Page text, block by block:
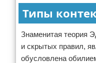
Типы
Знаменитая теория
и скрытых правил,
обусловлена